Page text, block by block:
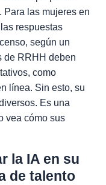
Para las mujeres en
respuestas
según un
de RRHH deben
como
línea. Sin esto, su
Es una
vea cómo sus
la IA en su
de talento